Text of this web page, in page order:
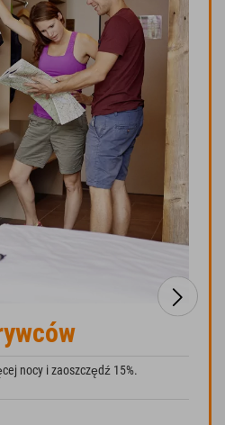
nocy i zaoszczędź 15%.